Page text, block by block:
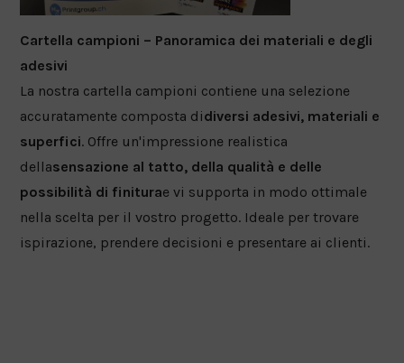
Cartella campioni – Panoramica dei materiali e degli
adesivi
La nostra cartella campioni contiene una selezione
accuratamente composta didiversi adesivi, materiali e
superfici. Offre un'impressione realistica
dellasensazione al tatto, della qualità e delle
possibilità di finiturae vi supporta in modo ottimale
nella scelta per il vostro progetto. Ideale per trovare
ispirazione, prendere decisioni e presentare ai clienti.